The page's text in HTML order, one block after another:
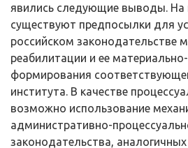
явились следующие выводы.
существуют предпосылки для
российском законодательстве
реабилитации и ее
формирования
института. В качестве
возможно использование
административно-
законодательства,